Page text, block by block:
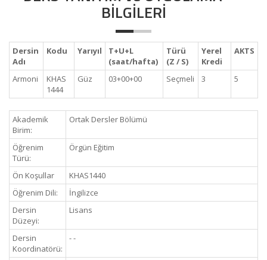
BİLGİLERİ
Dersin
Adı
Kodu Yarıyıl
T+U+L
(saat/hafta)
Türü
(Z / S)
Yerel
Kredi
AKTS
Armoni
KHAS
1444
Güz 03+00+00 Seçmeli 3 5
Akademik
Birim:
Ortak Dersler Bölümü
Öğrenim
Türü:
Örgün Eğitim
Ön Koşullar
KHAS1440
Öğrenim Dili:
İngilizce
Dersin
Düzeyi:
Lisans
Dersin
Koordinatörü:
- -